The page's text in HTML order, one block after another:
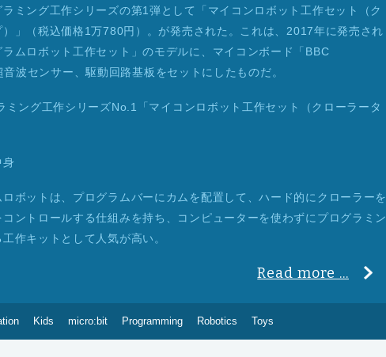
ラミング工作シリーズの第1弾として「マイコンロボット工作セット（ク
）」（税込価格1万780円）。が発売された。これは、2017年に発売され
ムロボット工作セット」のモデルに、マイコンボード「BBC
波センサー、駆動回路基板をセットにしたものだ。
ミング工作シリーズNo.1「マイコンロボット工作セット（クローラータ
身
ロボットは、プログラムバーにカムを配置して、ハード的にクローラーを
ントロールする仕組みを持ち、コンピューターを使わずにプログラミン
作キットとして人気が高い。
Read more ...
Kids micro:bit Programming Robotics Toys